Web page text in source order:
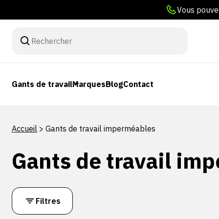
Vous
Gants de travailMarquesBlogContact
Accueil > Gants de travail imperméables
Gants de travail
Filtres